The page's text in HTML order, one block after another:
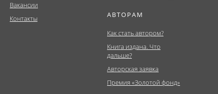
Вакансии
Контакты
АВТОРАМ
Как стать автором?
Книга издана. Что
дальше?
Авторская заявка
Премия «Золотой фонд»